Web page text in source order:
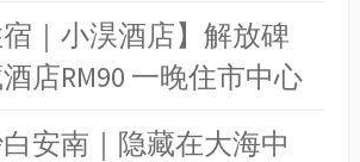
宿｜小淏酒店】解放碑
店RM90 一晚住市中心
白安南｜隐藏在大海中